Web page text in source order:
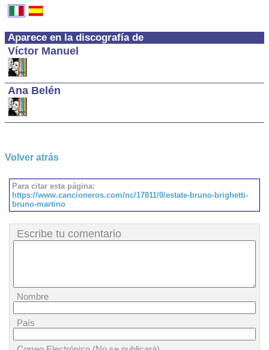
Aparece en la discografía de
Víctor Manuel
Ana Belén
Volver atrás
Para citar esta página:
https://www.cancioneros.com/nc/17811/0/estate-bruno-brighetti-
bruno-martino
Escribe tu comentario
Nombre
País